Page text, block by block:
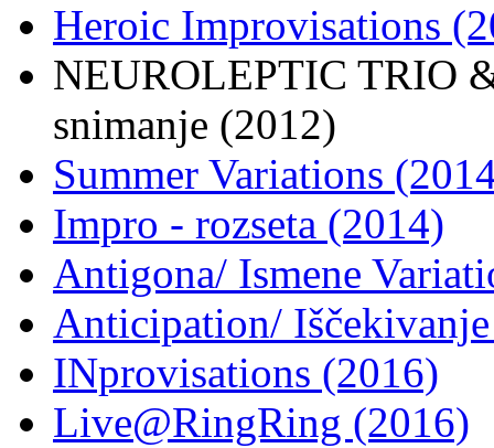
Heroic Improvisations
NEUROLEPTIC TRIO
snimanje (2012)
Summer Variations
Impro - rozseta (2014)
Antigona/ Ismene
Anticipation/
INprovisations (2016)
Live@RingRing (2016)